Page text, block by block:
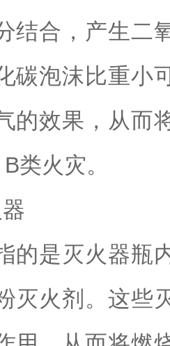
结合，产生二
碳泡沫比重小
的效果， 从而
B类火灾。
的是灭火器瓶
灭火剂。这些